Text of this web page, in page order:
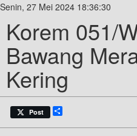
Senin, 27 Mei 2024 18:36:30
Korem 051/
Bawang
Kering
Post